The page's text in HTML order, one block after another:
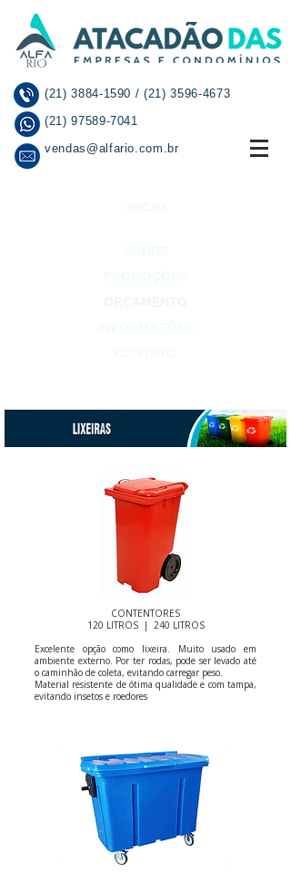
(21) 3884-1590 /(21) 3596-4673
(21) 97589-7041
vendas@alfario.com.br
CONTENTORES
120 LITROS | 240 LITROS
Excelente opção como lixeira. Muito usado em
ambiente externo. Por ter rodas, pode ser levado até
o caminhão de coleta, evitando carregar peso.
Material resistente de ótima qualidade e com tampa,
evitando insetos e roedores